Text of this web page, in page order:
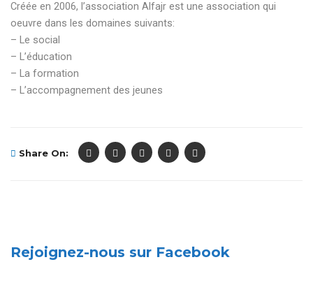
Créée en 2006, l’association Alfajr est une association qui
oeuvre dans les domaines suivants:
– Le social
– L’éducation
– La formation
– L’accompagnement des jeunes
Share On:
Rejoignez-nous sur Facebook